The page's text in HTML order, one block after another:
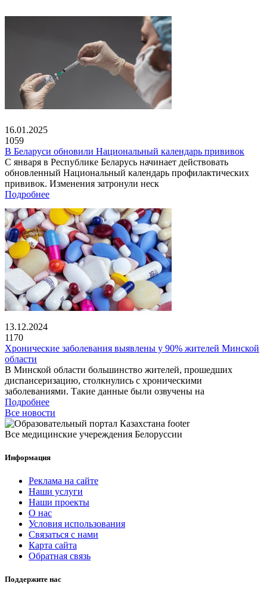
16.01.2025
1059
В Беларуси обновили Национальный календарь прививок
С января в Республике Беларусь начинает действовать
обновленный Национальный календарь профилактических
прививок. Изменения затронули неск
Подробнее
13.12.2024
1170
Хронические заболевания выявлены у 90% жителей Минской
области
В Минской области большинство жителей, прошедших
диспансеризацию, столкнулись с хроническими
заболеваниями. Такие данные были озвучены на
Подробнее
Все новости
Все медицинские учереждения Белоруссии
Информация
Реклама на сайте
Наши услуги
Наши проекты
О нас
Условия использования
Связаться с нами
Карта сайта
Обратная связь
Поддержите нас